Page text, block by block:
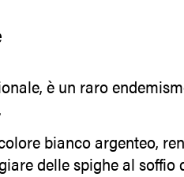
è un raro
bianco argenteo,
delle spighe al